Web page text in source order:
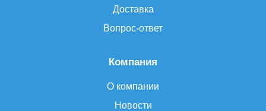
Компания
О компании
Новости
Доставка
Вопрос-ответ